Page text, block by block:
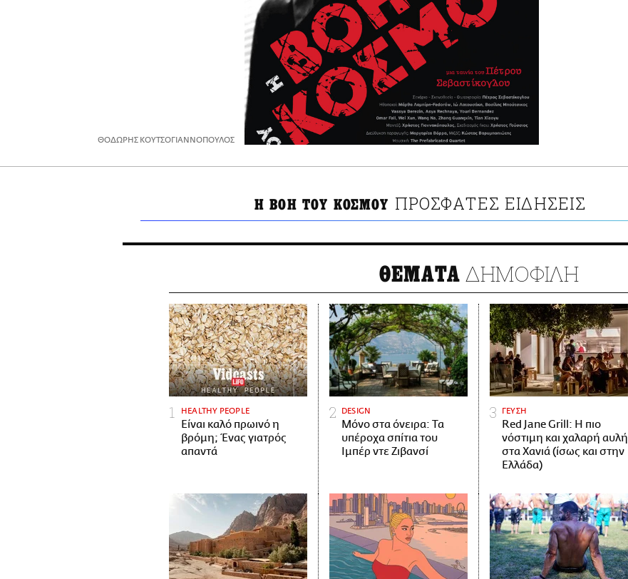
ΘΟΔΩΡΗΣ ΚΟΥΤΣΟΓΙΑΝΝΟΠΟΥΛΟΣ
Η ΒΟΗ ΤΟΥ ΚΟΣΜΟΥ ΠΡΟΣΦΑΤΕΣ ΕΙΔΗΣΕΙΣ
ΘΕΜΑΤΑ ΔΗΜΟΦΙΛΗ
HEALTHY PEOPLE
Είναι καλό πρωινό η
βρόμη; Ένας γιατρός
απαντά
DESIGN
Μόνο στα όνειρα: Τα
υπέροχα σπίτια του
Ιμπέρ ντε Ζιβανσί
ΓΕΥΣΗ
Red Jane Grill: Η πιο
νόστιμη και χαλαρή αυλή
στα Χανιά (ίσως και στην
Ελλάδα)